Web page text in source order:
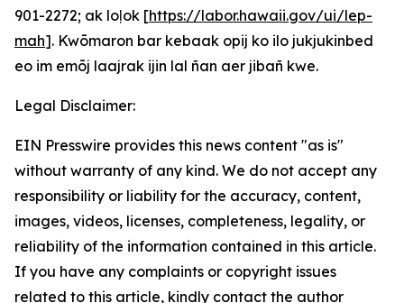
901-2272; ak loļok [https://labor.hawaii.gov/ui/lep-
mah]. Kwōmaron bar kebaak opij ko ilo jukjukinbed
eo im emōj laajrak ijin lal ñan aer jibañ kwe.
Legal Disclaimer:
EIN Presswire provides this news content "as is"
without warranty of any kind. We do not accept any
responsibility or liability for the accuracy, content,
images, videos, licenses, completeness, legality, or
reliability of the information contained in this article.
If you have any complaints or copyright issues
related to this article, kindly contact the author